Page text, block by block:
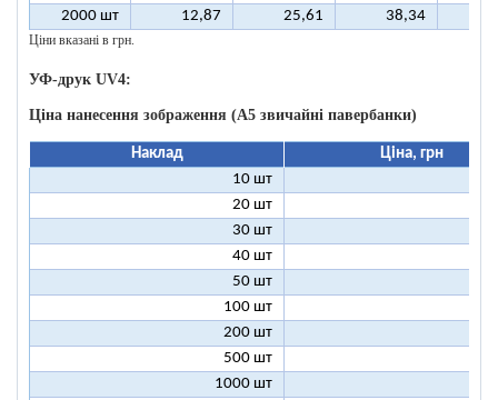
2000 шт
12,87 25,61 38,34
Ціни вказані в грн.
УФ-друк UV4:
Ціна нанесення зображення (А5 звичайні павербанки)
Наклад
Ціна, грн
10 шт
20 шт
30 шт
40 шт
50 шт
100 шт
200 шт
500 шт
1000 шт